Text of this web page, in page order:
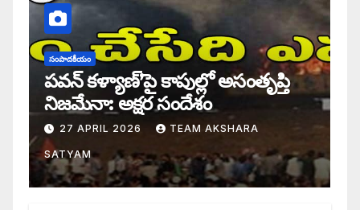
సంపాదకీయం
పవన్ కళ్యాణ్’పై కాపుల్లో అసంతృప్తి
నిజమేనా: అక్షర సందేశం
27 APRIL 2026 TEAM AKSHARA
SATYAM